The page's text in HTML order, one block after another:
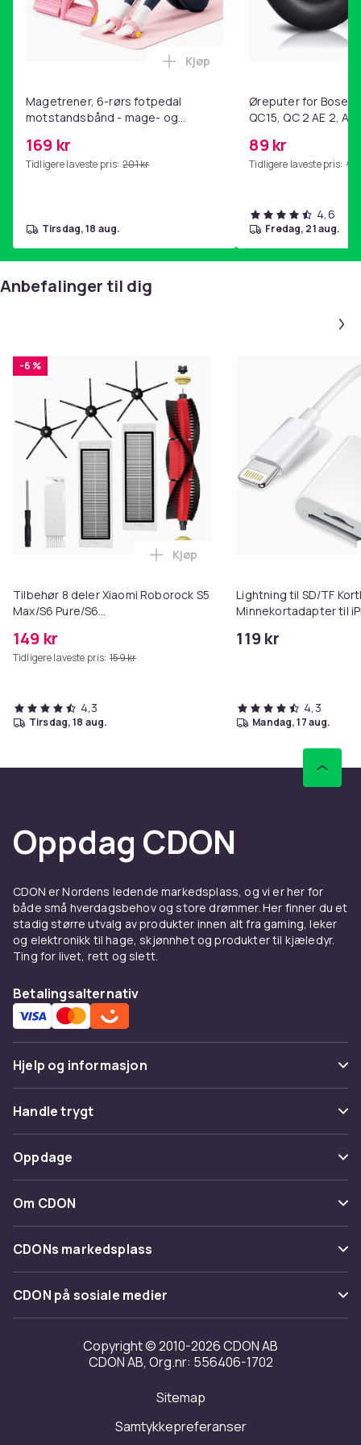
Magetrener, 6-rørs fotpedal
motstandsbånd - mage- og
hjemmegymnastikk Pink
169 kr
Tidligere laveste pris: 201 kr
Legg Magetrener, 6-rørs
Kjøp
tirsdag, 18 aug.
Øreputer for Bose
QC15, QC 2 AE 2, AE
89 kr
Tidligere laveste pris: 99
4,6
fredag, 21 aug.
Anbefalinger til dig
-6 %
Tilbehør 8 deler Xiaomi Roborock S5
Max/S6 Pure/S6
149 kr
Tidligere laveste pris: 159 kr
Legg Tilbehør 8 deler Xiaomi
Kjøp
4,3
tirsdag, 18 aug.
Lightning til SD/TF
Minnekortadapter til
119 kr
4,3
mandag, 17 aug.
Oppdag CDON
CDON er Nordens ledende markedsplass, og vi er her for
både små hverdagsbehov og store drømmer. Her finner du et
stadig større utvalg av produkter innen alt fra gaming, leker
og elektronikk til hage, skjønnhet og produkter til kjæledyr.
Ting for livet, rett og slett.
Betalingsalternativ
Hjelp og informasjon
Vanlige spørsmål
Spor pakke
Angre & returner her
Kontakt oss
Handle trygt
Betaling
Levering
Tilbakekallinger
Oppdage
Kategorier
Varemerker
Om CDON
Om oss
Kundeanmeldelser
Jobbe på CDON
Investor relations
Tilgjengelighet
CDONs markedsplass
Merchant Help Center
CDON på sosiale medier
Copyright © 2010-2026 CDON AB
CDON AB, Org.nr: 556406-1702
Sitemap
Samtykkepreferanser